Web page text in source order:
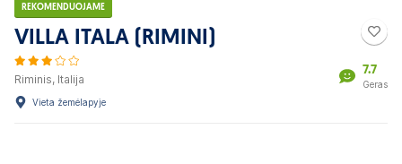
REKOMENDUOJAME
VILLA ITALA (RIMINI)
Riminis, Italija
7.7
Geras
Vieta žemėlapyje